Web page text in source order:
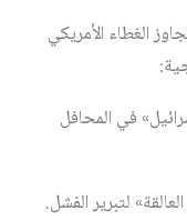
الغطاء الأمريكي
في المحافل
لتبرير الفشل.